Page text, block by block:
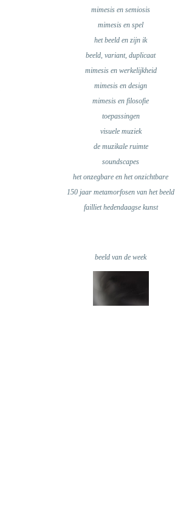
mimesis en semiosis
mimesis en spel
het beeld en zijn ik
beeld, variant, duplicaat
mimesis en werkelijkheid
mimesis en design
mimesis en filosofie
toepassingen
visuele muziek
de muzikale ruimte
soundscapes
het onzegbare en het onzichtbare
150 jaar metamorfosen van het beeld
failliet hedendaagse kunst
beeld van de week